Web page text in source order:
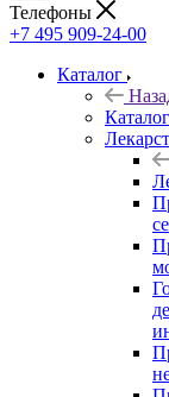
Телефоны
+7 495 909-24-00
Каталог
Каталог